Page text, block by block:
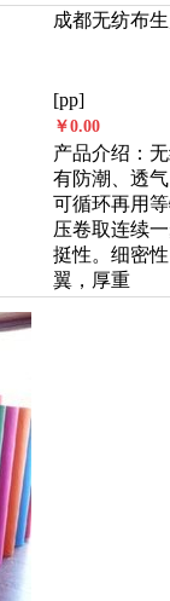
成都无纺布
[pp]
￥0.00
产品介绍：
有防潮、透
可循环再用
压卷取连续
挺性。细密
翼，厚重